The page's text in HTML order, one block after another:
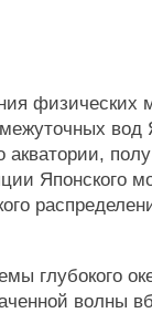
физических
вод
Японского
глубокого
волны